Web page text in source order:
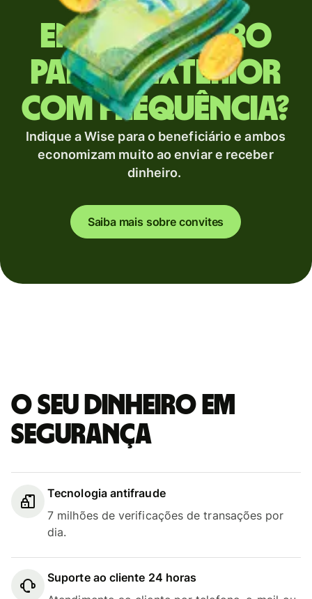
Envia dinheiro
para o exterior
com frequência?
Indique a Wise para o beneficiário e ambos
economizam muito ao enviar e receber
dinheiro.
Saiba mais sobre convites
O seu dinheiro em
segurança
Tecnologia antifraude
7 milhões de verificações de transações por
dia.
Suporte ao cliente 24 horas